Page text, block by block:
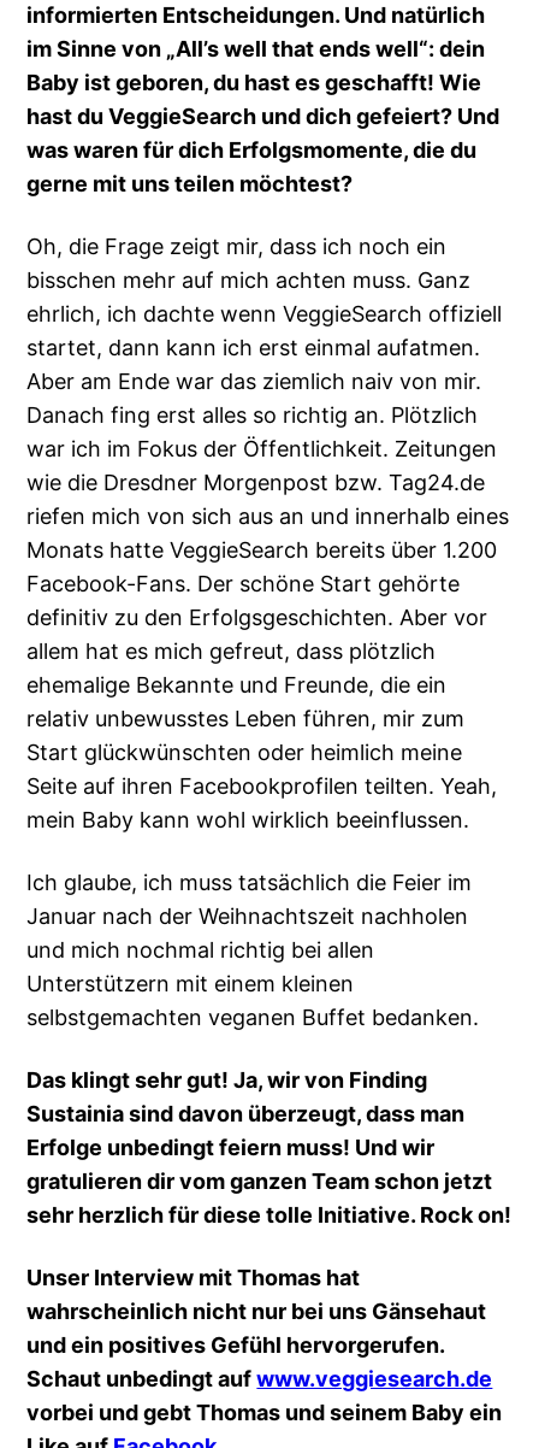
informierten Entscheidungen. Und natürlich
im Sinne von „All’s well that ends well“: dein
Baby ist geboren, du hast es geschafft! Wie
hast du VeggieSearch und dich gefeiert? Und
was waren für dich Erfolgsmomente, die du
gerne mit uns teilen möchtest?
Oh, die Frage zeigt mir, dass ich noch ein
bisschen mehr auf mich achten muss. Ganz
ehrlich, ich dachte wenn VeggieSearch offiziell
startet, dann kann ich erst einmal aufatmen.
Aber am Ende war das ziemlich naiv von mir.
Danach fing erst alles so richtig an. Plötzlich
war ich im Fokus der Öffentlichkeit. Zeitungen
wie die Dresdner Morgenpost bzw. Tag24.de
riefen mich von sich aus an und innerhalb eines
Monats hatte VeggieSearch bereits über 1.200
Facebook-Fans. Der schöne Start gehörte
definitiv zu den Erfolgsgeschichten. Aber vor
allem hat es mich gefreut, dass plötzlich
ehemalige Bekannte und Freunde, die ein
relativ unbewusstes Leben führen, mir zum
Start glückwünschten oder heimlich meine
Seite auf ihren Facebookprofilen teilten. Yeah,
mein Baby kann wohl wirklich beeinflussen.
Ich glaube, ich muss tatsächlich die Feier im
Januar nach der Weihnachtszeit nachholen
und mich nochmal richtig bei allen
Unterstützern mit einem kleinen
selbstgemachten veganen Buffet bedanken.
Das klingt sehr gut! Ja, wir von Finding
Sustainia sind davon überzeugt, dass man
Erfolge unbedingt feiern muss! Und wir
gratulieren dir vom ganzen Team schon jetzt
sehr herzlich für diese tolle Initiative. Rock on!
Unser Interview mit Thomas hat
wahrscheinlich nicht nur bei uns Gänsehaut
und ein positives Gefühl hervorgerufen.
Schaut unbedingt aufwww.veggiesearch.de
vorbei und gebt Thomas und seinem Baby ein